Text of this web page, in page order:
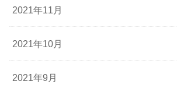
2021年11月
2021年10月
2021年9月